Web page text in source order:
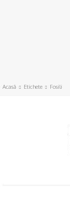
Acasă Etichete Fosili